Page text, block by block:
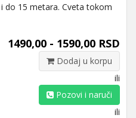
do 15 metara. Cveta tokom
1490,00 - 1590,00 RSD
Dodaj u korpu
ili
Pozovi i naruči
ili